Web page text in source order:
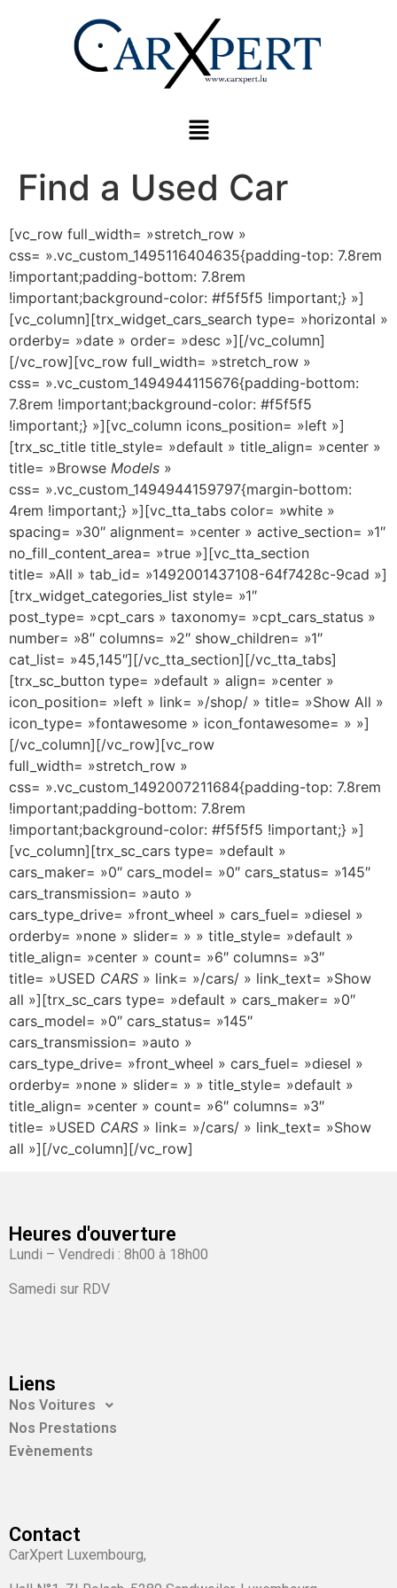
Find a Used Car
[vc_row full_width= »stretch_row »
css= ».vc_custom_1495116404635{padding-top: 7.8rem
!important;padding-bottom: 7.8rem
!important;background-color: #f5f5f5 !important;} »]
[vc_column][trx_widget_cars_search type= »horizontal »
orderby= »date » order= »desc »][/vc_column]
[/vc_row][vc_row full_width= »stretch_row »
css= ».vc_custom_1494944115676{padding-bottom:
7.8rem !important;background-color: #f5f5f5
!important;} »][vc_column icons_position= »left »]
[trx_sc_title title_style= »default » title_align= »center »
title= »Browse Models »
css= ».vc_custom_1494944159797{margin-bottom:
4rem !important;} »][vc_tta_tabs color= »white »
spacing= »30″ alignment= »center » active_section= »1″
no_fill_content_area= »true »][vc_tta_section
title= »All » tab_id= »1492001437108-64f7428c-9cad »]
[trx_widget_categories_list style= »1″
post_type= »cpt_cars » taxonomy= »cpt_cars_status »
number= »8″ columns= »2″ show_children= »1″
cat_list= »45,145″][/vc_tta_section][/vc_tta_tabs]
[trx_sc_button type= »default » align= »center »
icon_position= »left » link= »/shop/ » title= »Show All »
icon_type= »fontawesome » icon_fontawesome= » »]
[/vc_column][/vc_row][vc_row
full_width= »stretch_row »
css= ».vc_custom_1492007211684{padding-top: 7.8rem
!important;padding-bottom: 7.8rem
!important;background-color: #f5f5f5 !important;} »]
[vc_column][trx_sc_cars type= »default »
cars_maker= »0″ cars_model= »0″ cars_status= »145″
cars_transmission= »auto »
cars_type_drive= »front_wheel » cars_fuel= »diesel »
orderby= »none » slider= » » title_style= »default »
title_align= »center » count= »6″ columns= »3″
title= »USED CARS » link= »/cars/ » link_text= »Show
all »][trx_sc_cars type= »default » cars_maker= »0″
cars_model= »0″ cars_status= »145″
cars_transmission= »auto »
cars_type_drive= »front_wheel » cars_fuel= »diesel »
orderby= »none » slider= » » title_style= »default »
title_align= »center » count= »6″ columns= »3″
title= »USED CARS » link= »/cars/ » link_text= »Show
all »][/vc_column][/vc_row]
Heures d'ouverture
Lundi – Vendredi : 8h00 à 18h00
Samedi sur RDV
Liens
Nos Voitures
Nos Prestations
Evènements
Contact
CarXpert Luxembourg,